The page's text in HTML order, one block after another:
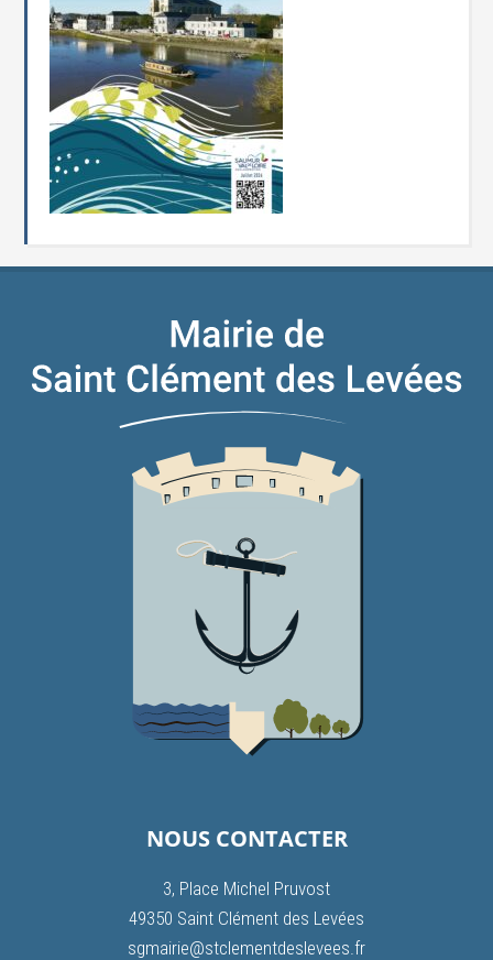
NOUS CONTACTER
3, Place Michel Pruvost
49350 Saint Clément des Levées
sgmairie@stclementdeslevees.fr